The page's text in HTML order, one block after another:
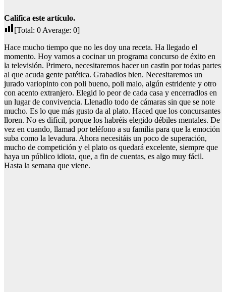
Califica este artículo.
[Total: 0 Average: 0]
Hace mucho tiempo que no les doy una receta. Ha llegado el
momento. Hoy vamos a cocinar un programa concurso de éxito en
la televisión. Primero, necesitaremos hacer un castin por todas partes
al que acuda gente patética. Grabadlos bien. Necesitaremos un
jurado variopinto con poli bueno, poli malo, algún estridente y otro
con acento extranjero. Elegid lo peor de cada casa y encerradlos en
un lugar de convivencia. Llenadlo todo de cámaras sin que se note
mucho. Es lo que más gusto da al plato. Haced que los concursantes
lloren. No es difícil, porque los habréis elegido débiles mentales. De
vez en cuando, llamad por teléfono a su familia para que la emoción
suba como la levadura. Ahora necesitáis un poco de superación,
mucho de competición y el plato os quedará excelente, siempre que
haya un público idiota, que, a fin de cuentas, es algo muy fácil.
Hasta la semana que viene.